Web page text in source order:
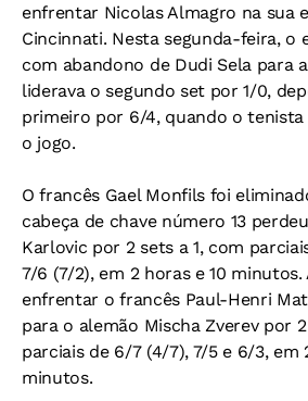
enfrentar Nicolas Almagro na sua
Cincinnati. Nesta segunda-feira, o
com abandono de Dudi Sela para
liderava o segundo set por 1/0,
primeiro por 6/4, quando o tenista
o jogo.
O francês Gael Monfils foi
cabeça de chave número 13
Karlovic por 2 sets a 1, com
7/6 (7/2), em 2 horas e 10 minutos.
enfrentar o francês Paul-Henri
para o alemão Mischa Zverev por
parciais de 6/7 (4/7), 7/5 e 6/3, em
minutos.